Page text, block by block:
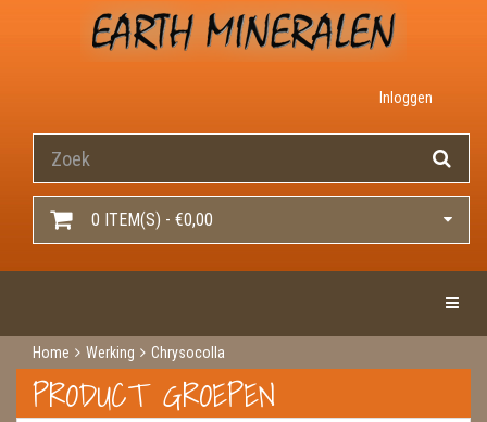
Inloggen
0 ITEM(S) - €0,00
Home Werking Chrysocolla
PRODUCT GROEPEN